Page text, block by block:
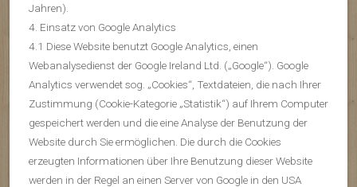
Jahren).
4. Einsatz von Google Analytics
4.1 Diese Website benutzt Google Analytics, einen
Webanalysedienst der Google Ireland Ltd. („Google“). Google
Analytics verwendet sog. „Cookies“, Textdateien, die nach Ihrer
Zustimmung (Cookie-Kategorie „Statistik“) auf Ihrem Computer
gespeichert werden und die eine Analyse der Benutzung der
Website durch Sie ermöglichen. Die durch die Cookies
erzeugten Informationen über Ihre Benutzung dieser Website
werden in der Regel an einen Server von Google in den USA